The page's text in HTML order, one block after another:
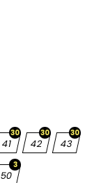
30
41
30
42
30
43
3
50